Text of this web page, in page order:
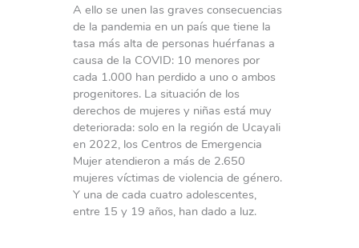
A ello se unen las graves consecuencias
de la pandemia en un país que tiene la
tasa más alta de personas huérfanas a
causa de la COVID: 10 menores por
cada 1.000 han perdido a uno o ambos
progenitores. La situación de los
derechos de mujeres y niñas está muy
deteriorada: solo en la región de Ucayali
en 2022, los Centros de Emergencia
Mujer atendieron a más de 2.650
mujeres víctimas de violencia de género.
Y una de cada cuatro adolescentes,
entre 15 y 19 años, han dado a luz.